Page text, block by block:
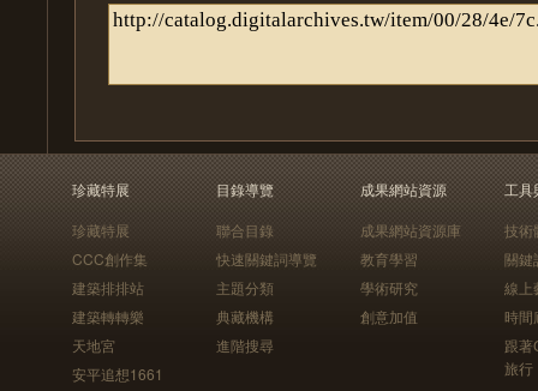
珍藏特展
珍藏特展
CCC創作集
建築排排站
建築轉轉樂
天地宮
安平追想1661
目錄導覽
聯合目錄
快速關鍵詞導覽
主題分類
典藏機構
進階搜尋
成果網站資源
成果網站資源庫
教育學習
學術研究
創意加值
工具
技術
關鍵
線上
時間
跟
旅行